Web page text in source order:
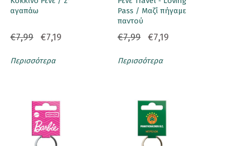
αγαπάω
€7,99 €7,19
Περισσότερα
Pass / Μαζί πήγαμε
παντού
€7,99 €7,19
Περισσότερα